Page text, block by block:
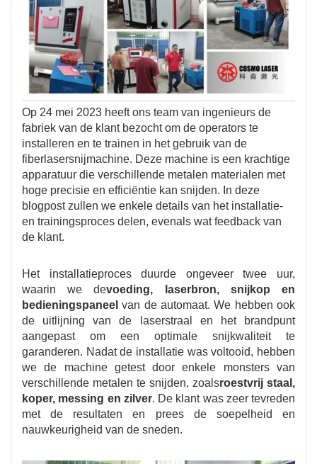
Op 24 mei 2023 heeft ons team van ingenieurs de
fabriek van de klant bezocht om de operators te
installeren en te trainen in het gebruik van de
fiberlasersnijmachine. Deze machine is een krachtige
apparatuur die verschillende metalen materialen met
hoge precisie en efficiëntie kan snijden. In deze
blogpost zullen we enkele details van het installatie-
en trainingsproces delen, evenals wat feedback van
de klant.
Het installatieproces duurde ongeveer twee uur,
waarin we devoeding, laserbron, snijkop en
bedieningspaneel van de automaat. We hebben ook
de uitlijning van de laserstraal en het brandpunt
aangepast om een ​​optimale snijkwaliteit te
garanderen. Nadat de installatie was voltooid, hebben
we de machine getest door enkele monsters van
verschillende metalen te snijden, zoalsroestvrij staal,
koper, messing en zilver. De klant was zeer tevreden
met de resultaten en prees de soepelheid en
nauwkeurigheid van de sneden.